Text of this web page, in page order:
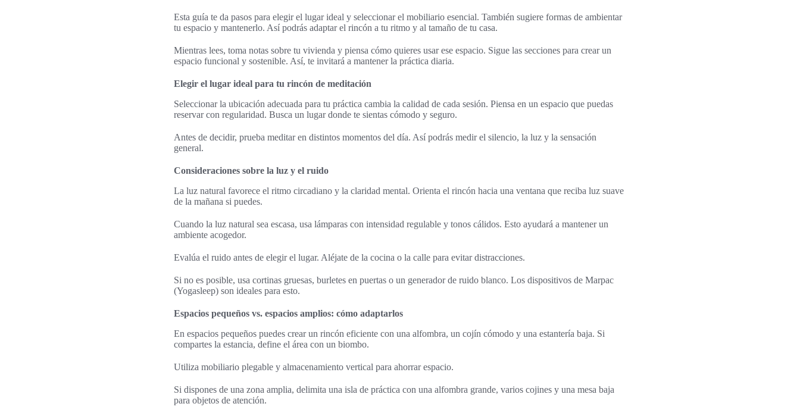
Esta guía te da pasos para elegir el lugar ideal y seleccionar el mobiliario esencial. También sugiere formas de ambientar
tu espacio y mantenerlo. Así podrás adaptar el rincón a tu ritmo y al tamaño de tu casa.
Mientras lees, toma notas sobre tu vivienda y piensa cómo quieres usar ese espacio. Sigue las secciones para crear un
espacio funcional y sostenible. Así, te invitará a mantener la práctica diaria.
Elegir el lugar ideal para tu rincón de meditación
Seleccionar la ubicación adecuada para tu práctica cambia la calidad de cada sesión. Piensa en un espacio que puedas
reservar con regularidad. Busca un lugar donde te sientas cómodo y seguro.
Antes de decidir, prueba meditar en distintos momentos del día. Así podrás medir el silencio, la luz y la sensación
general.
Consideraciones sobre la luz y el ruido
La luz natural favorece el ritmo circadiano y la claridad mental. Orienta el rincón hacia una ventana que reciba luz suave
de la mañana si puedes.
Cuando la luz natural sea escasa, usa lámparas con intensidad regulable y tonos cálidos. Esto ayudará a mantener un
ambiente acogedor.
Evalúa el ruido antes de elegir el lugar. Aléjate de la cocina o la calle para evitar distracciones.
Si no es posible, usa cortinas gruesas, burletes en puertas o un generador de ruido blanco. Los dispositivos de Marpac
(Yogasleep) son ideales para esto.
Espacios pequeños vs. espacios amplios: cómo adaptarlos
En espacios pequeños puedes crear un rincón eficiente con una alfombra, un cojín cómodo y una estantería baja. Si
compartes la estancia, define el área con un biombo.
Utiliza mobiliario plegable y almacenamiento vertical para ahorrar espacio.
Si dispones de una zona amplia, delimita una isla de práctica con una alfombra grande, varios cojines y una mesa baja
para objetos de atención.